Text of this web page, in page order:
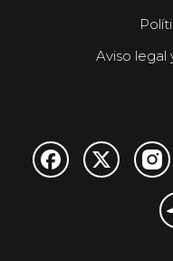
Aviso legal